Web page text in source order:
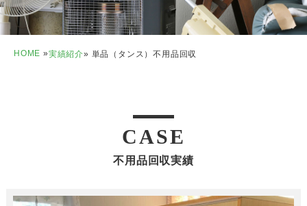
HOME »実績紹介» 単品（タンス）不用品回収
CASE
不用品回収実績